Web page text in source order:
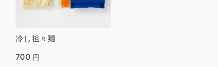
冷し担々麺
700 円